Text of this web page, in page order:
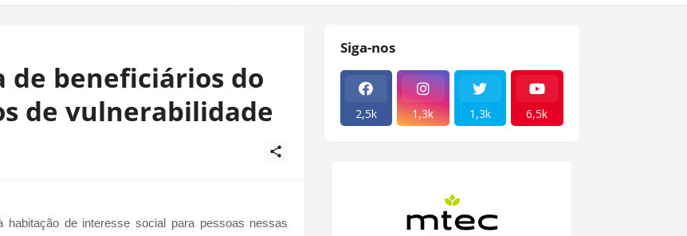
de beneficiários do
de vulnerabilidade
de interesse social para pessoas nessas
Siga-nos
2,5k 1,3k 1,3k 6,5k